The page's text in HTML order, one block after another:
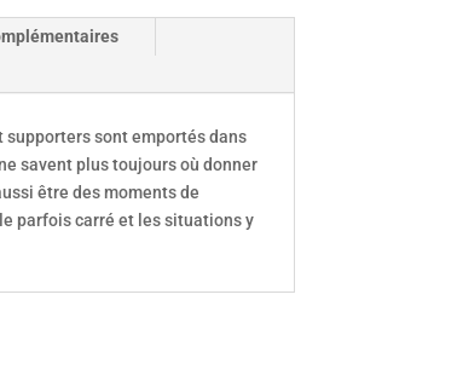
supporters sont emportés dans
savent plus toujours où donner
être des moments de
parfois carré et les situations y